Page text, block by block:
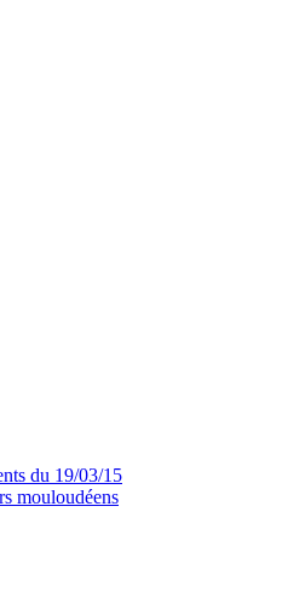
du 19/03/15
mouloudéens